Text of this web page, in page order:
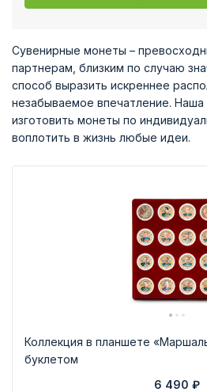
Сувенирные монеты –
партнерам, близким по случаю
способ выразить искреннее
незабываемое впечатление. Наша
изготовить монеты по
воплотить в жизнь любые идеи.
Коллекция в планшете
буклетом
6 490 ₽